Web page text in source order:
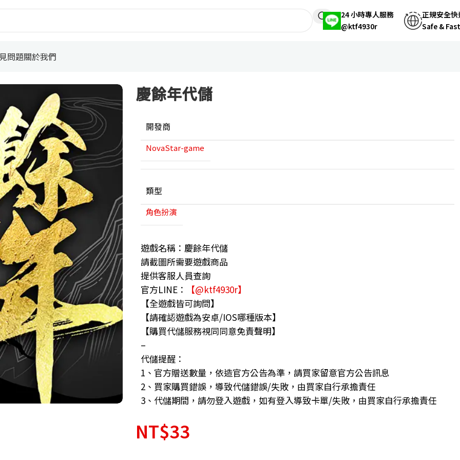
24 小時專人服務
@ktf4930r
正規安全快
Safe & Fast
問題關於我們
慶餘年代儲
開發商
NovaStar-game
類型
角色扮演
遊戲名稱：慶餘年代儲
請截圖所需要遊戲商品
提供客服人員查詢
官方LINE：
【@ktf4930r】
【全遊戲皆可詢問】
【請確認遊戲為安卓/IOS哪種版本】
【購買代儲服務視同同意免責聲明】
–
代儲提醒：
1、官方贈送數量，依造官方公告為準，請買家留意官方公告訊息
2、買家購買錯誤，導致代儲錯誤/失敗，由買家自行承擔責任
3、代儲期間，請勿登入遊戲，如有登入導致卡單/失敗，由買家自行承擔責任
NT$33